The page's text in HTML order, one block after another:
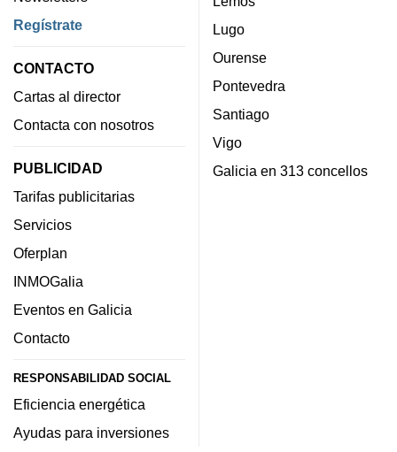
Regístrate
CONTACTO
Cartas al director
Contacta con nosotros
PUBLICIDAD
Tarifas publicitarias
Servicios
Oferplan
INMOGalia
Eventos en Galicia
Contacto
RESPONSABILIDAD SOCIAL
Eficiencia energética
Ayudas para inversiones
Lugo
Ourense
Pontevedra
Santiago
Vigo
Galicia en 313 concellos